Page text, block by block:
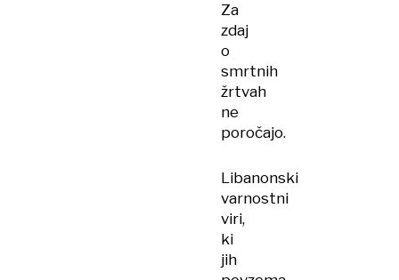
Za
zdaj
o
smrtnih
žrtvah
ne
poročajo.
Libanonski
varnostni
viri,
ki
jih